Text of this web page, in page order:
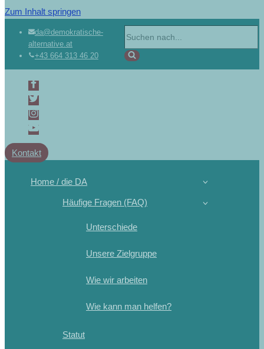
Zum Inhalt springen
da@demokratische-
alternative.at
+43 664 313 46 20
Kontakt
Home / die DA
Häufige Fragen (FAQ)
Unterschiede
Unsere Zielgruppe
Wie wir arbeiten
Wie kann man helfen?
Statut